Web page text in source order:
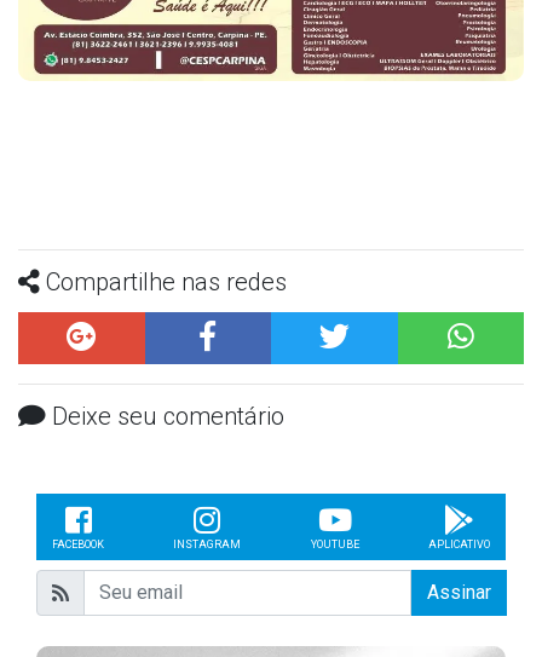
Compartilhe nas redes
Deixe seu comentário
FACEBOOK INSTAGRAM YOUTUBE APLICATIVO
Assinar